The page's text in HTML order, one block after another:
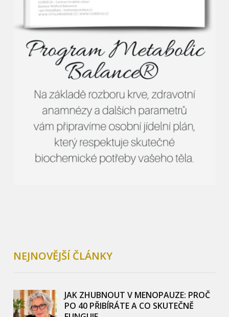
NEJNOVĚJŠÍ ČLÁNKY
JAK ZHUBNOUT V MENOPAUZE: PROČ
PO 40 PŘIBÍRÁTE A CO SKUTEČNĚ